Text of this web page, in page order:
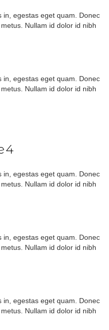
in, egestas eget quam. Donec
Nullam id dolor id nibh
in, egestas eget quam. Donec
Nullam id dolor id nibh
4
in, egestas eget quam. Donec
Nullam id dolor id nibh
in, egestas eget quam. Donec
Nullam id dolor id nibh
in, egestas eget quam. Donec
Nullam id dolor id nibh